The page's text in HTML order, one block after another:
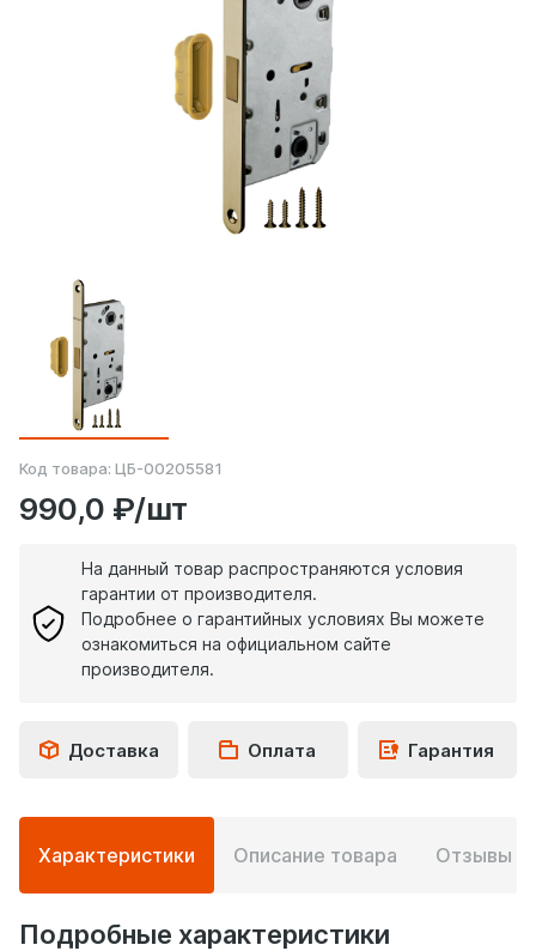
Код товара: ЦБ-00205581
990,0 ₽/шт
На данный товар распространяются условия
гарантии от производителя.
Подробнее о гарантийных условиях Вы можете
ознакомиться на официальном сайте
производителя.
Доставка Оплата Гарантия
Подробная
информация
о
товаре
Характеристики Описание товара Отзывы
Подробные характеристики